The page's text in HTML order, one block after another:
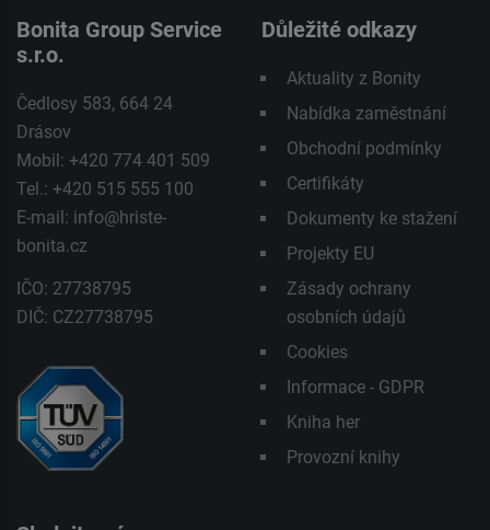
Bonita Group Service
s.r.o.
Čedlosy 583, 664 24
Drásov
Mobil: +420 774 401 509
Tel.: +420 515 555 100
E-mail: info@hriste-
bonita.cz
IČO: 27738795
DIČ: CZ27738795
Důležité odkazy
Aktuality z Bonity
Nabídka zaměstnání
Obchodní podmínky
Certifikáty
Dokumenty ke stažení
Projekty EU
Zásady ochrany
osobních údajů
Cookies
Informace - GDPR
Kniha her
Provozní knihy